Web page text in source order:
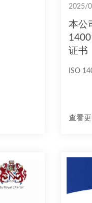
2025/
本公
证书
ISO
查看